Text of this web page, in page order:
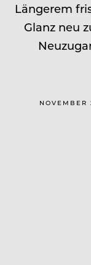
Längerem
Glanz neu